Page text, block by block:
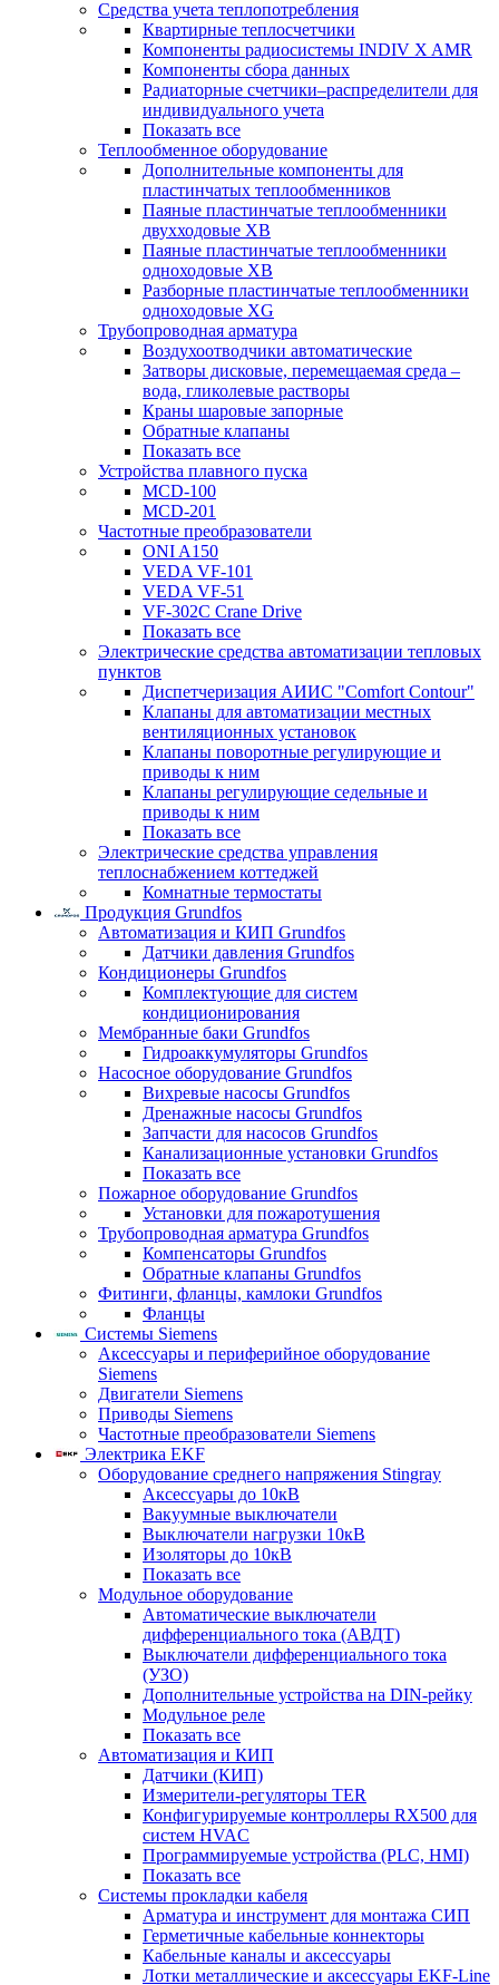
Средства учета теплопотребления
Квартирные теплосчетчики
Компоненты радиосистемы INDIV X AMR
Компоненты сбора данных
Радиаторные счетчики–распределители для
индивидуального учета
Показать все
Теплообменное оборудование
Дополнительные компоненты для
пластинчатых теплообменников
Паяные пластинчатые теплообменники
двухходовые XB
Паяные пластинчатые теплообменники
одноходовые ХВ
Разборные пластинчатые теплообменники
одноходовые ХG
Трубопроводная арматура
Воздухоотводчики автоматические
Затворы дисковые, перемещаемая среда –
вода, гликолевые растворы
Краны шаровые запорные
Обратные клапаны
Показать все
Устройства плавного пуска
MCD-100
MCD-201
Частотные преобразователи
ONI A150
VEDA VF-101
VEDA VF-51
VF-302C Crane Drive
Показать все
Электрические средства автоматизации тепловых
пунктов
Диспетчеризация АИИС "Comfort Contour"
Клапаны для автоматизации местных
вентиляционных установок
Клапаны поворотные регулирующие и
приводы к ним
Клапаны регулирующие седельные и
приводы к ним
Показать все
Электрические средства управления
теплоснабжением коттеджей
Комнатные термостаты
Продукция Grundfos
Автоматизация и КИП Grundfos
Датчики давления Grundfos
Кондиционеры Grundfos
Комплектующие для систем
кондиционирования
Мембранные баки Grundfos
Гидроаккумуляторы Grundfos
Насосное оборудование Grundfos
Вихревые насосы Grundfos
Дренажные насосы Grundfos
Запчасти для насосов Grundfos
Канализационные установки Grundfos
Показать все
Пожарное оборудование Grundfos
Установки для пожаротушения
Трубопроводная арматура Grundfos
Компенсаторы Grundfos
Обратные клапаны Grundfos
Фитинги, фланцы, камлоки Grundfos
Фланцы
Системы Siemens
Аксессуары и периферийное оборудование
Siemens
Двигатели Siemens
Приводы Siemens
Частотные преобразователи Siemens
Электрика EKF
Оборудование среднего напряжения Stingray
Аксессуары до 10кВ
Вакуумные выключатели
Выключатели нагрузки 10кВ
Изоляторы до 10кВ
Показать все
Модульное оборудование
Автоматические выключатели
дифференциального тока (АВДТ)
Выключатели дифференциального тока
(УЗО)
Дополнительные устройства на DIN-рейку
Модульное реле
Показать все
Автоматизация и КИП
Датчики (КИП)
Измерители-регуляторы TER
Конфигурируемые контроллеры RX500 для
систем HVAC
Программируемые устройства (PLC, HMI)
Показать все
Системы прокладки кабеля
Арматура и инструмент для монтажа СИП
Герметичные кабельные коннекторы
Кабельные каналы и аксессуары
Лотки металлические и аксессуары EKF-Line